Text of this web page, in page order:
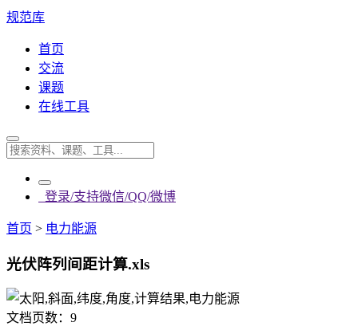
规范库
首页
交流
课题
在线工具
登录/支持微信/QQ/微博
首页 > 电力能源
光伏阵列间距计算.xls
文档页数： 9